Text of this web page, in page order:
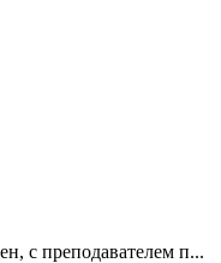
с преподавателем п...